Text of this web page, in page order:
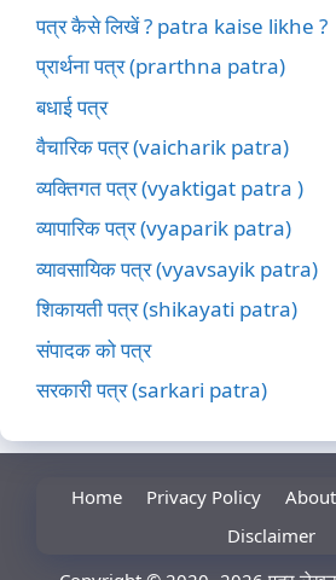
पत्र कैसे लिखें ? patra kaise likhe ?
प्रार्थना पत्र (prarthna patra)
बधाई पत्र
वैचारिक पत्र (vaicharik patra)
व्यक्तिगत पत्र (vyaktigat patra )
व्यापारिक पत्र (vyaparik patra)
व्यावसायिक पत्र (vyavsayik patra)
शिकायती पत्र (shikayati patra)
संपादक को पत्र
सरकारी पत्र (sarkari patra)
Home Privacy Policy
Disclaimer